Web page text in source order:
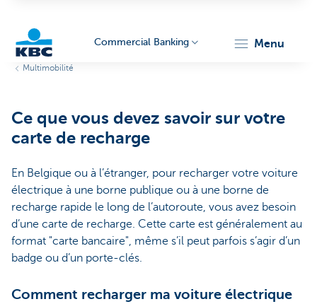
Corporate
Commercial Banking menu
Multimobilité
Ce que vous devez savoir sur votre
carte de recharge
En Belgique ou à l’étranger, pour recharger votre voiture
électrique à une borne publique ou à une borne de
recharge rapide le long de l’autoroute, vous avez besoin
d’une carte de recharge. Cette carte est généralement au
format "carte bancaire", même s’il peut parfois s’agir d’un
badge ou d’un porte-clés.
Comment recharger ma voiture électrique